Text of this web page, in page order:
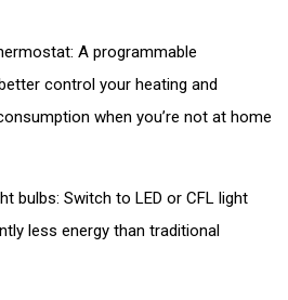
A programmable
control your heating and
when you’re not at home
bulbs: Switch to LED or CFL light
less energy than traditional